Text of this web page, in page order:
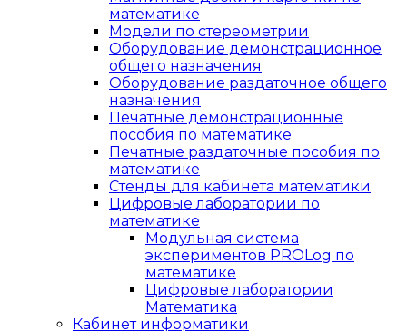
математике
Модели по стереометрии
Оборудование демонстрационное
общего назначения
Оборудование раздаточное общего
назначения
Печатные демонстрационные
пособия по математике
Печатные раздаточные пособия по
математике
Стенды для кабинета математики
Цифровые лаборатории по
математике
Модульная система
экспериментов PROLog по
математике
Цифровые лаборатории
Математика
Кабинет информатики